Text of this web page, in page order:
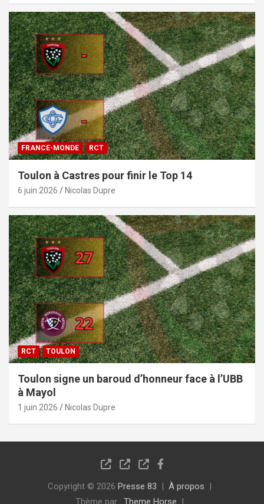
FRANCE-MONDE RCT
Toulon à Castres pour finir le Top 14
6 juin 2026 Nicolas Dupre
RCT TOULON
Toulon signe un baroud d’honneur face à l’UBB
à Mayol
1 juin 2026 Nicolas Dupre
Copyright © 2026 Presse 83
À propos
Thème par : Theme Horse